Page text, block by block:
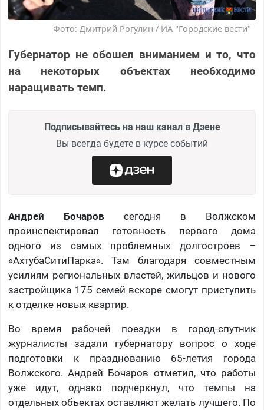
Фото: Дмитрий Рогулин / ИА "Городские вести"
Губернатор не обошел вниманием и то, что
на некоторых объектах необходимо
наращивать темп.
Подписывайтесь на наш канал в Дзене
Вы всегда будете в курсе событий
Андрей Бочаров сегодня в Волжском
проинспектировал готовность первого дома
одного из самых проблемных долгостроев –
«АхтубаСитиПарка». Там благодаря совместным
усилиям региональных властей, жильцов и нового
застройщика 175 семей вскоре смогут приступить
к отделке новых квартир.
Во время рабочей поездки в город-спутник
журналисты задали губернатору вопрос о ходе
подготовки к празднованию 65-летия города
Волжского. Андрей Бочаров отметил, что работы
уже идут, однако подчеркнул, что темпы на
отдельных объектах оставляют желать лучшего. По